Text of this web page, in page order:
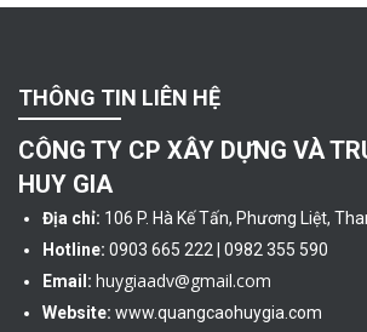
THÔNG TIN LIÊN HỆ
CÔNG TY CP XÂY DỰNG VÀ
HUY GIA
Địa chỉ: 106 P. Hà Kế Tấn, Phương Liệt,
Hotline: 0903 665 222 | 0982 355 590
Email: huygiaadv@gmail.com
Website: www.quangcaohuygia.com